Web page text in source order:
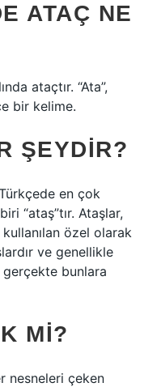
ATAÇ NE
ataçtır. “Ata”,
bir kelime.
ŞEYDIR?
en çok
“ataş”tır. Ataşlar,
özel olarak
ve genellikle
gerçekte bunlara
MI?
nesneleri çeken